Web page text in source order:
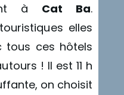
à Cat Ba.
elles
tous ces hôtels
! Il est 11 h
on choisit